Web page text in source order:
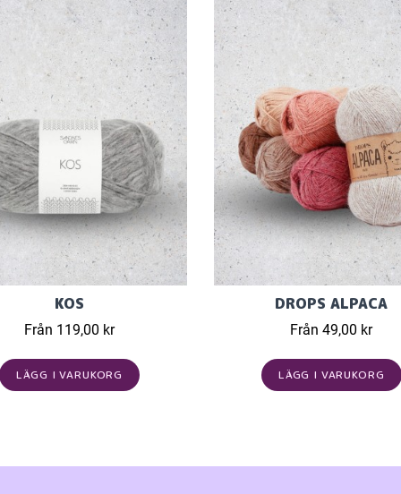
KOS
Från 119,00 kr
LÄGG I VARUKORG
DROPS ALPACA
Från 49,00 kr
LÄGG I VARUKORG